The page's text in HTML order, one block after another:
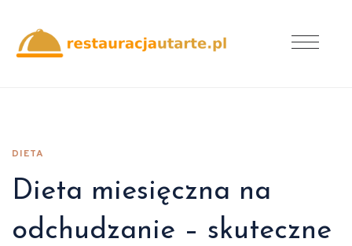
DIETA
Dieta miesięczna na
odchudzanie – skuteczne